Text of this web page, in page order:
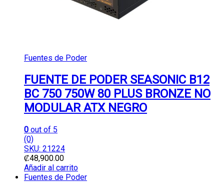
Fuentes de Poder
FUENTE DE PODER SEASONIC B12
BC 750 750W 80 PLUS BRONZE NO
MODULAR ATX NEGRO
0 out of 5
(0)
SKU: 21224
₡48,900.00
Añadir al carrito
Fuentes de Poder